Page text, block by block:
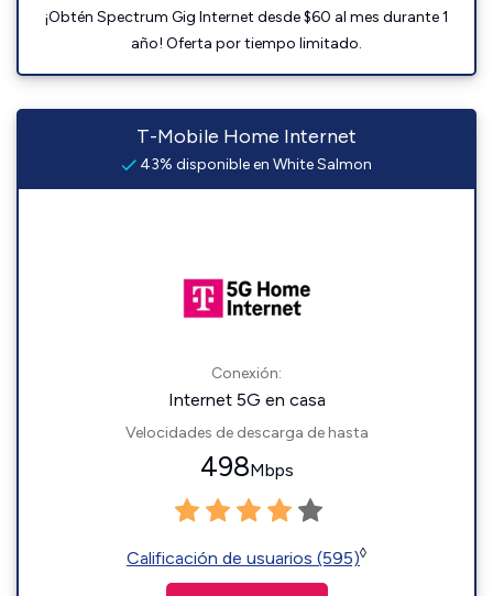
¡Obtén Spectrum Gig Internet desde $60 al mes durante 1
año! Oferta por tiempo limitado.
T-Mobile Home Internet
43% disponible en White Salmon
Conexión:
Internet 5G en casa
Velocidades de descarga de hasta
498Mbps
Calificación de usuarios (595)◊